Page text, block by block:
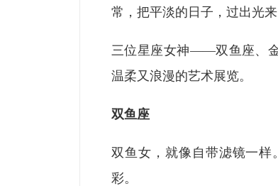
常，把平淡的日子，过出光来
三位星座女神——双鱼座、
温柔又浪漫的艺术展览。
双鱼座
双鱼女，就像自带滤镜一
彩。